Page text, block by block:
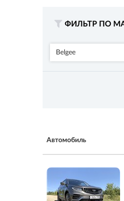
ФИЛЬТР ПО
Belgee
Автомобиль